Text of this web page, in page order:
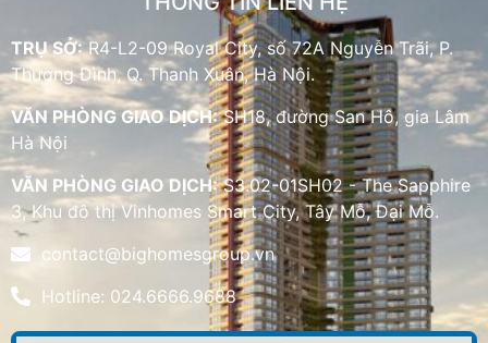
TRỤ SỞ:R4-L2-09 Royal City, số 72A Nguyễn Trãi, P.
Thượng Đình, Q. Thanh Xuân, Hà Nội.
VĂN PHÒNG GIAO DỊCH:SH18, đường San Hô, gia Lâm
Hà Nội
VĂN PHÒNG GIAO DỊCH:S3.02-01SH02 - The Sapphire
3, Khu đô thị Vinhomes Smart City, Tây Mỗ, Đại Mỗ.
contact@bighomesgroup.vn
Hotline: 024.6666.9688